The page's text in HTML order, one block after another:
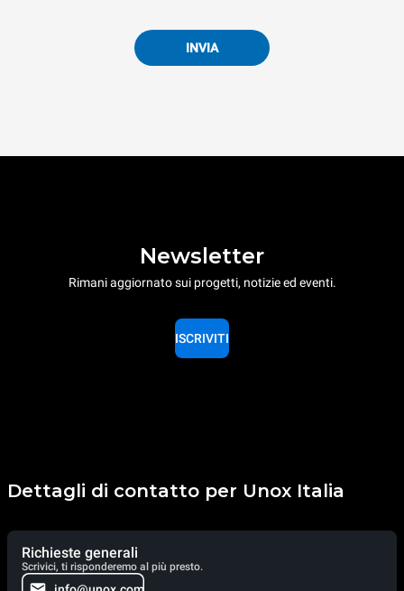
INVIA
Newsletter
Rimani aggiornato sui progetti, notizie ed eventi.
ISCRIVITI
Dettagli di contatto per Unox Italia
Richieste generali
Scrivici, ti risponderemo al più presto.